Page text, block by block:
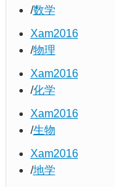
数学
Xam2016
物理
Xam2016
化学
Xam2016
生物
Xam2016
地学